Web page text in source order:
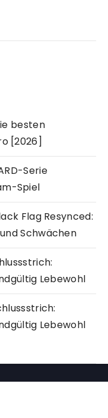
besten
[2026]
Serie
Spiel
Flag Resynced:
Schwächen
Lebewohl
Lebewohl